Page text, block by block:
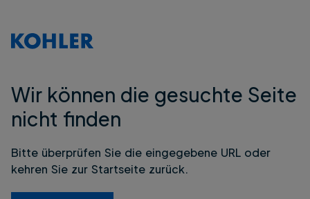
Wir können die gesuchte Seite
nicht finden
Bitte überprüfen Sie die eingegebene URL oder
kehren Sie zur Startseite zurück.